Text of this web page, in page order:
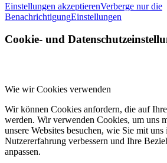
Einstellungen akzeptierenVerberge nur die
BenachrichtigungEinstellungen
Cookie- und
Wie wir Cookies verwenden
Wir können Cookies anfordern, die auf
werden. Wir verwenden Cookies, um uns
unsere Websites besuchen, wie Sie mit
Nutzererfahrung verbessern und Ihre
anpassen.